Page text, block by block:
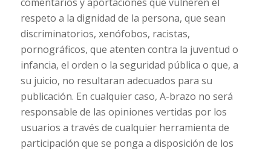
respeto a la dignidad de la persona, que sean
discriminatorios, xenófobos, racistas,
pornográficos, que atenten contra la juventud o
infancia, el orden o la seguridad pública o que, a
su juicio, no resultaran adecuados para su
publicación. En cualquier caso, A-brazo no será
responsable de las opiniones vertidas por los
usuarios a través de cualquier herramienta de
participación que se ponga a disposición de los